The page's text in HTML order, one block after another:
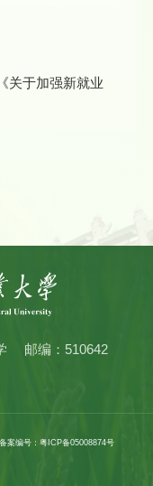
关于加强新就业
邮编：510642
备案编号：粤ICP备05008874号